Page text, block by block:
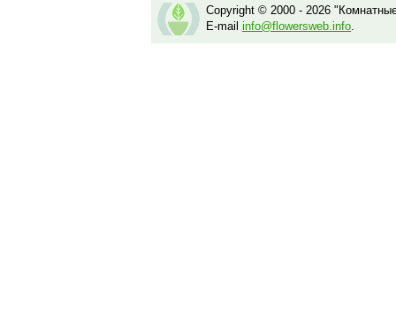
Copyright © 2000 - 2026
E-mail info@flowersweb.info.